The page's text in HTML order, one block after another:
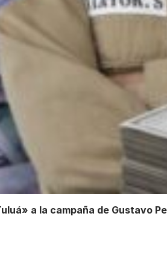
a la campaña de Gustavo